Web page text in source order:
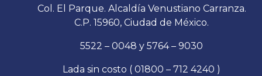
Col. El Parque. Alcaldía Venustiano Carranza.
C.P. 15960, Ciudad de México.
5522 – 0048 y 5764 – 9030
Lada sin costo ( 01800 – 712 4240 )